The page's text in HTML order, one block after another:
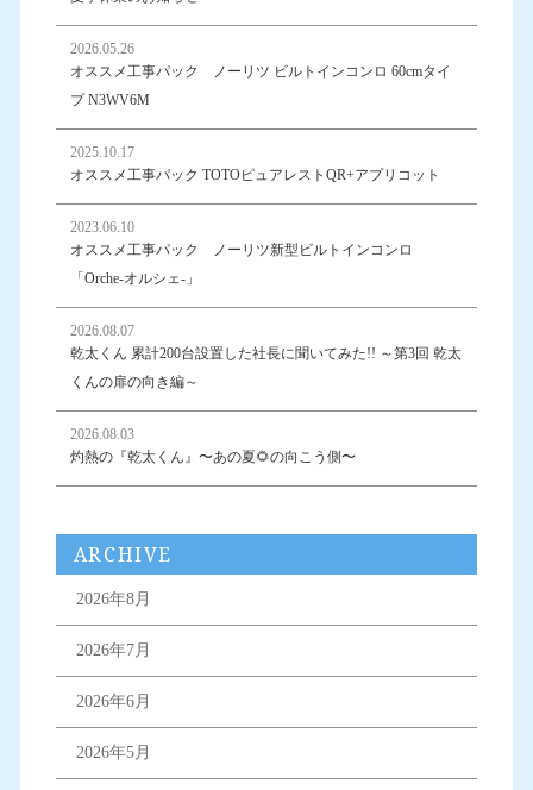
2026.05.26
オススメ工事パック ノーリツ ビルトインコンロ 60cmタイ
プ N3WV6M
2025.10.17
オススメ工事パック TOTOピュアレストQR+アプリコット
2023.06.10
オススメ工事パック ノーリツ新型ビルトインコンロ
「Orche-オルシェ-」
2026.08.07
乾太くん 累計200台設置した社長に聞いてみた!! ～第3回 乾太
くんの扉の向き編～
2026.08.03
灼熱の『乾太くん』〜あの夏🌻の向こう側〜
ARCHIVE
2026年8月
2026年7月
2026年6月
2026年5月